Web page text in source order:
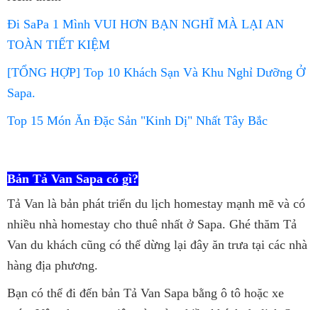
Đi SaPa 1 Mình VUI HƠN BẠN NGHĨ MÀ LẠI AN
TOÀN TIẾT KIỆM
[TỔNG HỢP] Top 10 Khách Sạn Và Khu Nghỉ Dưỡng Ở
Sapa.
Top 15 Món Ăn Đặc Sản "Kinh Dị" Nhất Tây Bắc
Bản Tả Van Sapa có gì?
Tả Van là bản phát triển du lịch homestay mạnh mẽ và có
nhiều nhà homestay cho thuê nhất ở Sapa. Ghé thăm Tả
Van du khách cũng có thể dừng lại đây ăn trưa tại các nhà
hàng địa phương.
Bạn có thể đi đến bản Tả Van Sapa bằng ô tô hoặc xe